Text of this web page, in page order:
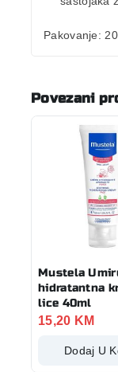
Pakovanje:
Povezani
Mustela
hidratantna
lice 40ml
15,20 KM
Dodaj U